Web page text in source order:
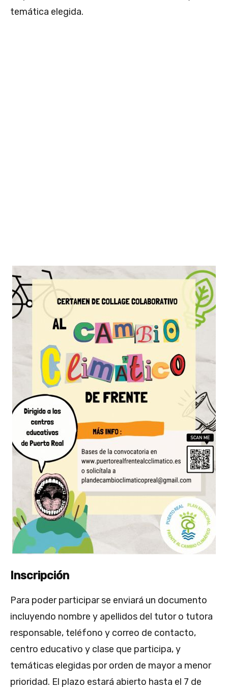
temática elegida.
Inscripción
Para poder participar se enviará un documento
incluyendo nombre y apellidos del tutor o tutora
responsable, teléfono y correo de contacto,
centro educativo y clase que participa, y
temáticas elegidas por orden de mayor a menor
prioridad. El plazo estará abierto hasta el 7 de